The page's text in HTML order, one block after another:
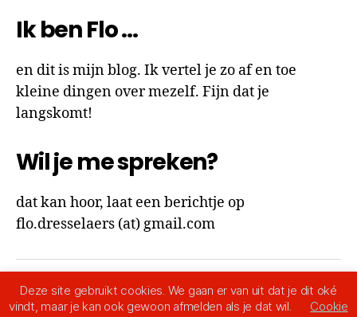
Ik ben Flo …
en dit is mijn blog. Ik vertel je zo af en toe
kleine dingen over mezelf. Fijn dat je
langskomt!
Wil je me spreken?
dat kan hoor, laat een berichtje op
flo.dresselaers (at) gmail.com
© 2026Ik ben Flo
Omhoog↑
Deze site gebruikt cookies. We gaan er van uit dat je dit oké
vindt, maar je kan ook gewoon afmelden als je dat wil.
Cookie